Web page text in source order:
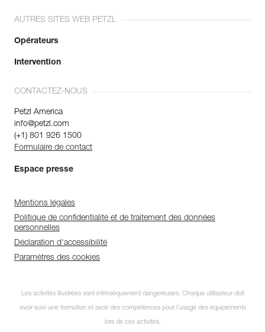
AUTRES SITES WEB PETZL
Opérateurs
Intervention
CONTACTEZ-NOUS
Petzl America
info@petzl.com
(+1) 801 926 1500
Formulaire de contact
Espace presse
Mentions légales
Politique de confidentialité et de traitement des données
personnelles
Déclaration d'accessibilité
Paramètres des cookies
Les activités illustrées sont intrinsèquement dangereuses. Chaque utilisateur doit
avoir suivi une formation et avoir des compétences pour l’usage des équipements
lors de ces activités.